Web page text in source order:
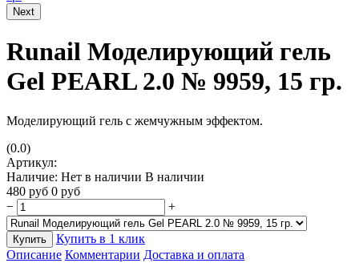
Next
Runail Моделирующий гель
Gel PEARL 2.0 № 9959, 15 гр.
Моделирующий гель с жемчужным эффектом.
(0.0)
Артикул:
Наличие: Нет в наличии В наличии
480 руб 0 руб
−
+
Купить
Купить в 1 клик
Описание Комментарии Доставка и оплата